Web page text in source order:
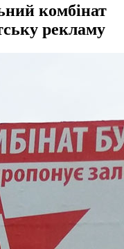
комбінат
рекламу